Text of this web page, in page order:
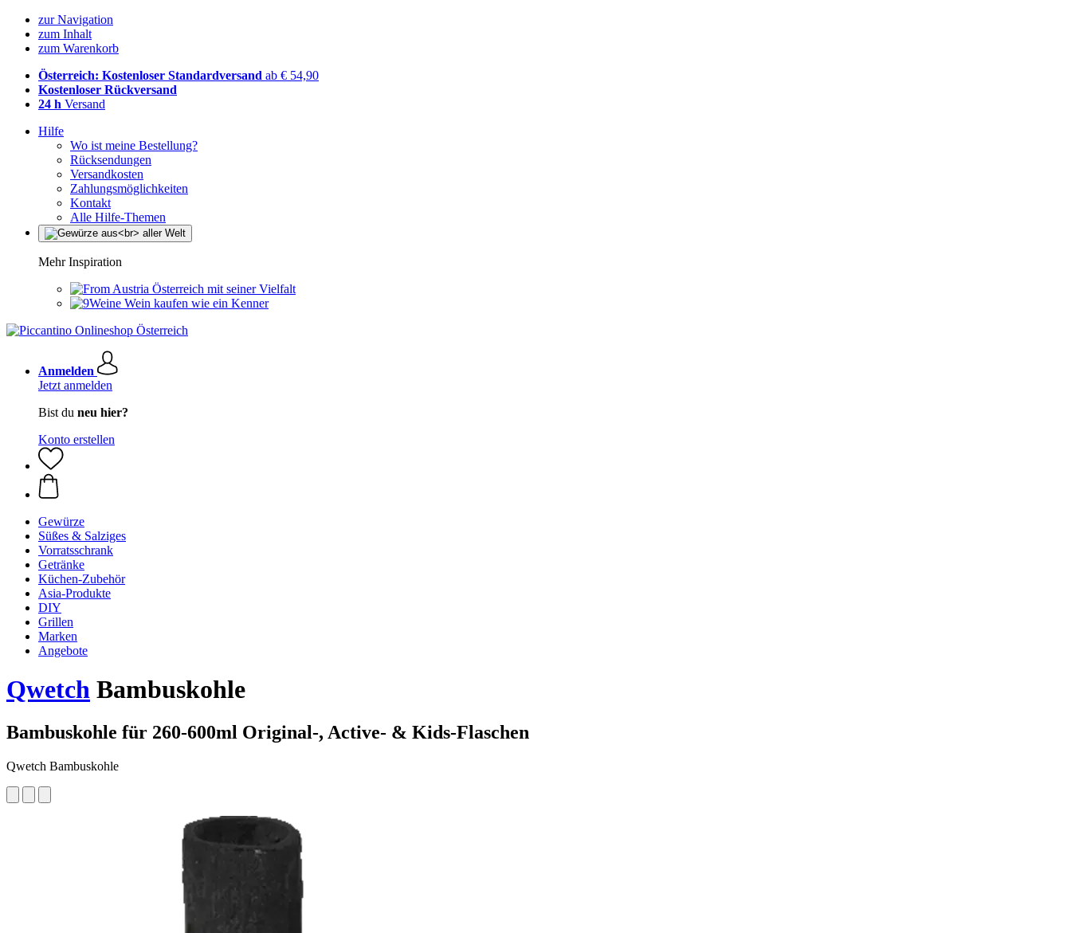
zur Navigation
zum Inhalt
zum Warenkorb
Österreich: Kostenloser Standardversand ab € 54,90
Kostenloser Rückversand
24 h Versand
Hilfe
Wo ist meine Bestellung?
Rücksendungen
Versandkosten
Zahlungsmöglichkeiten
Kontakt
Alle Hilfe-Themen
Mehr Inspiration
Österreich mit seiner Vielfalt
Wein kaufen wie ein Kenner
Anmelden
Jetzt anmelden
Bist du neu hier?
Konto erstellen
Gewürze
Süßes & Salziges
Vorratsschrank
Getränke
Küchen-Zubehör
Asia-Produkte
DIY
Grillen
Marken
Angebote
Qwetch Bambuskohle
Bambuskohle für 260-600ml Original-, Active- & Kids-Flaschen
Qwetch Bambuskohle